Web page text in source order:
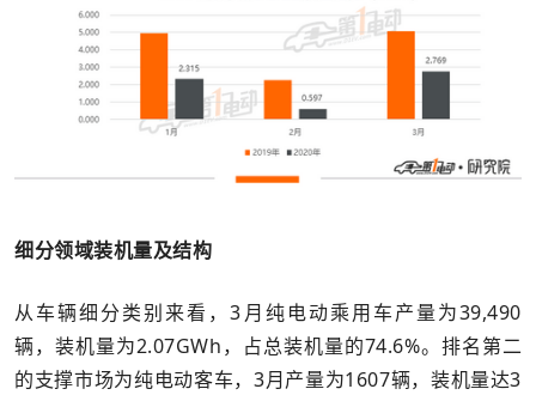
细分领域装机量及结构
从车辆细分类别来看，3月纯电动乘用车产量为39,490
辆，装机量为2.07GWh，占总装机量的74.6%。排名第二
的支撑市场为纯电动客车，3月产量为1607辆，装机量达3